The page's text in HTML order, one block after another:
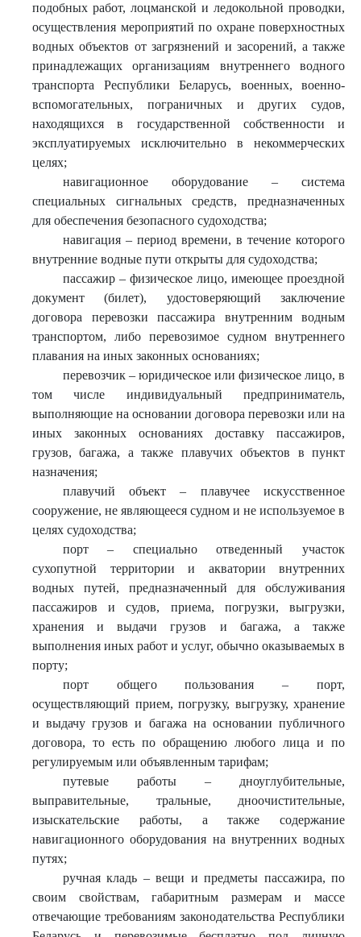
подобных работ, лоцманской и ледокольной проводки,
осуществления мероприятий по охране поверхностных
водных объектов от загрязнений и засорений, а также
принадлежащих организациям внутреннего водного
транспорта Республики Беларусь, военных, военно-
вспомогательных, пограничных и других судов,
находящихся в государственной собственности и
эксплуатируемых исключительно в некоммерческих
целях;
навигационное оборудование – система
специальных сигнальных средств, предназначенных
для обеспечения безопасного судоходства;
навигация – период времени, в течение которого
внутренние водные пути открыты для судоходства;
пассажир – физическое лицо, имеющее проездной
документ (билет), удостоверяющий заключение
договора перевозки пассажира внутренним водным
транспортом, либо перевозимое судном внутреннего
плавания на иных законных основаниях;
перевозчик – юридическое или физическое лицо, в
том числе индивидуальный предприниматель,
выполняющие на основании договора перевозки или на
иных законных основаниях доставку пассажиров,
грузов, багажа, а также плавучих объектов в пункт
назначения;
плавучий объект – плавучее искусственное
сооружение, не являющееся судном и не используемое в
целях судоходства;
порт – специально отведенный участок
сухопутной территории и акватории внутренних
водных путей, предназначенный для обслуживания
пассажиров и судов, приема, погрузки, выгрузки,
хранения и выдачи грузов и багажа, а также
выполнения иных работ и услуг, обычно оказываемых в
порту;
порт общего пользования – порт,
осуществляющий прием, погрузку, выгрузку, хранение
и выдачу грузов и багажа на основании публичного
договора, то есть по обращению любого лица и по
регулируемым или объявленным тарифам;
путевые работы – дноуглубительные,
выправительные, тральные, дноочистительные,
изыскательские работы, а также содержание
навигационного оборудования на внутренних водных
путях;
ручная кладь – вещи и предметы пассажира, по
своим свойствам, габаритным размерам и массе
отвечающие требованиям законодательства Республики